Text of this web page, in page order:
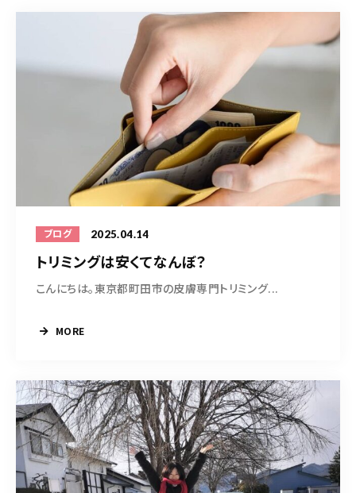
ブログ 2025.04.14
トリミングは安くてなんぼ？
こんにちは。東京都町田市の皮膚専門トリミング...
MORE
オーナー
BLOG
ブログ
ACCESS
アクセス
09098575556
トリミング中は電話に出られないため、可能な限り公式LINEからのご
予約をお願いいたします（ホーム画面下の小さなLINEマークより）